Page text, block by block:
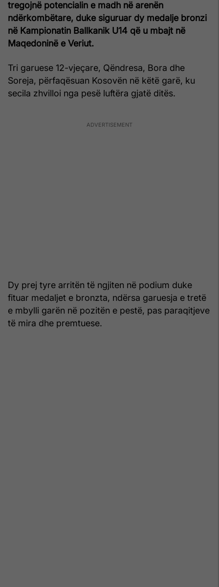
tregojnë potencialin e madh në arenën
ndërkombëtare, duke siguruar dy medalje bronzi
në Kampionatin Ballkanik U14 që u mbajt në
Maqedoninë e Veriut.
Tri garuese 12-vjeçare, Qëndresa, Bora dhe
Soreja, përfaqësuan Kosovën në këtë garë, ku
secila zhvilloi nga pesë luftëra gjatë ditës.
Dy prej tyre arritën të ngjiten në podium duke
fituar medaljet e bronzta, ndërsa garuesja e tretë
e mbylli garën në pozitën e pestë, pas paraqitjeve
të mira dhe premtuese.